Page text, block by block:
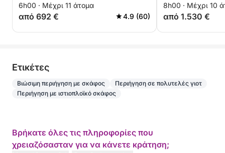
6h00 · Μέχρι 11 άτομα
από 692 € 4.9 (60)
8h00 · Μέχρι 10
από 1.530 €
Eτικέτες
Βιώσιμη περιήγηση με σκάφος
Περιήγηση σε πολυτελές γιοτ
Περιήγηση με ιστιοπλοϊκό σκάφος
Βρήκατε όλες τις πληροφορίες που
χρειαζόσασταν για να κάνετε κράτηση;